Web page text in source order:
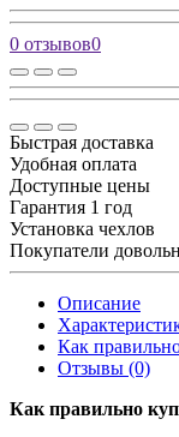
0 отзывов0
Быстрая доставка
Удобная оплата
Доступные цены
Гарантия 1 год
Установка чехлов
Покупатели
Описание
Как
Отзывы (0)
Как правильно